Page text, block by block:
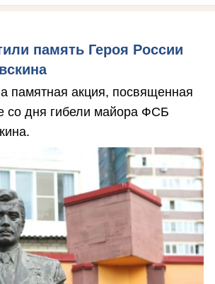
память Героя России
памятная акция, посвященная
со дня гибели майора ФСБ